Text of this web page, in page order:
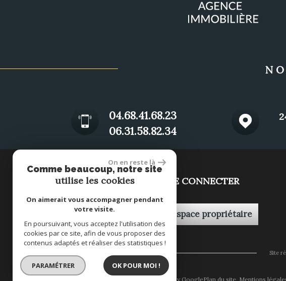
04.68.41.68.23
06.31.58.82.34
SE CONNECTER
Espace propriétaire
site
© 2026 | Tous droits réservés | Traduction powered by GooglePlan du site Mentions
On en reste là
Comme beaucoup, notre site
utilise les cookies
On aimerait vous accompagner pendant
votre visite.
En poursuivant, vous acceptez l'utilisation des
cookies par ce site, afin de vous proposer des
contenus adaptés et réaliser des statistiques !
PARAMÉTRER OK POUR MOI !